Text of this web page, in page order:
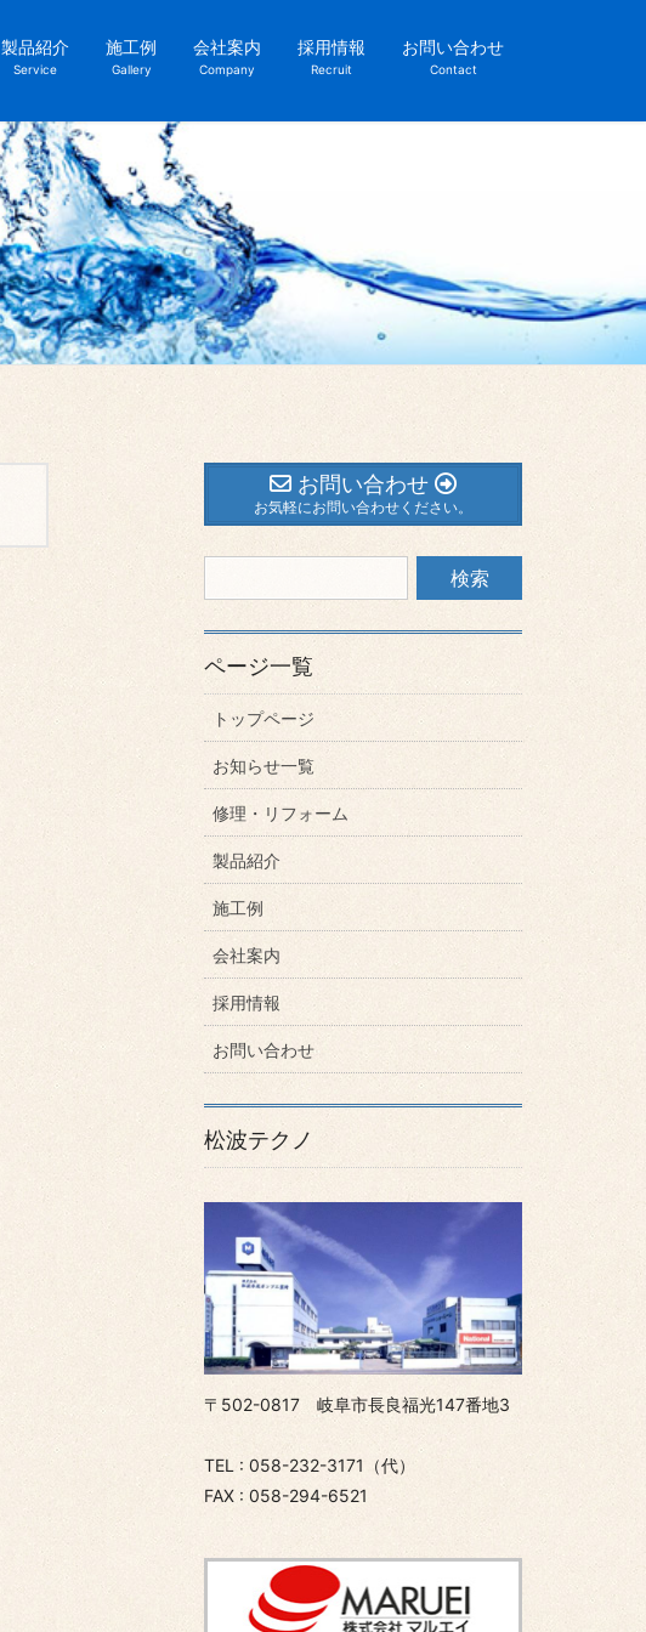
製品紹介
Service
施工例
Gallery
会社案内
Company
採用情報
Recruit
お問い合わせ
Contact
お問い合わせ
お気軽にお問い合わせください。
ページ一覧
トップページ
お知らせ一覧
修理・リフォーム
製品紹介
施工例
会社案内
採用情報
お問い合わせ
松波テクノ
〒502-0817 岐阜市長良福光147番地3
TEL : 058-232-3171（代）
FAX : 058-294-6521